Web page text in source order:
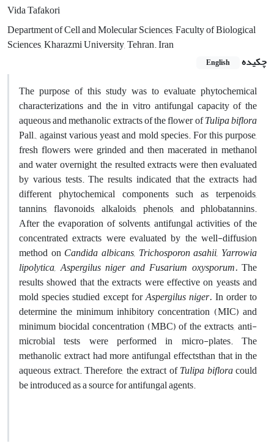
Vida Tafakori
Department of Cell and Molecular Sciences, Faculty of Biological
Sciences, Kharazmi University, Tehran. Iran
چکیده
English
The purpose of this study was to evaluate phytochemical
characterizations and the in vitro antifungal capacity of the
aqueous and methanolic extracts of the flower ofTulipa biflora
Pall., against various yeast and mold species. For this purpose,
fresh flowers were grinded and then macerated in methanol
and water overnight, the resulted extracts were then evaluated
by various tests. The results indicated that the extracts had
different phytochemical components such as terpenoids,
tannins, flavonoids, alkaloids, phenols, and phlobatannins.
After the evaporation of solvents, antifungal activities of the
concentrated extracts were evaluated by the well-diffusion
method on Candida albicans, Trichosporon asahii, Yarrowia
lipolytica, Aspergilus niger and Fusarium oxysporum. The
results showed that the extracts were effective on yeasts and
mold species studied except forAspergilus niger. In order to
determine the minimum inhibitory concentration (MIC) and
minimum biocidal concentration (MBC) of the extracts, anti-
microbial tests were performed in micro-plates. The
methanolic extract had more antifungal effectsthan that in the
aqueous extract. Therefore, the extract ofTulipa bifloracould
be introduced as a source for antifungal agents.